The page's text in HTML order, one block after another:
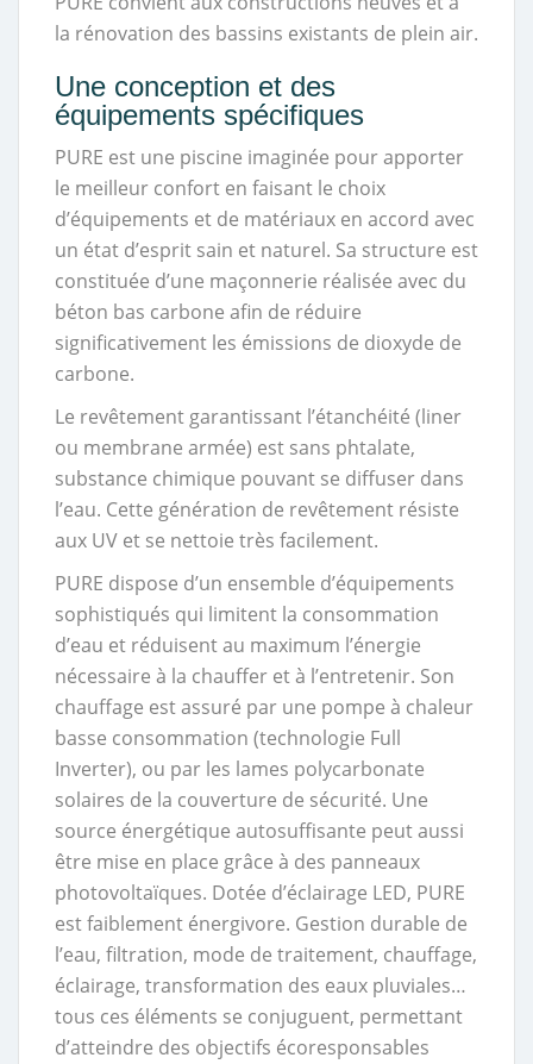
la rénovation des bassins existants de plein air.
Une conception et des
équipements spécifiques
PURE est une piscine imaginée pour apporter
le meilleur confort en faisant le choix
d’équipements et de matériaux en accord avec
un état d’esprit sain et naturel. Sa structure est
constituée d’une maçonnerie réalisée avec du
béton bas carbone afin de réduire
significativement les émissions de dioxyde de
carbone.
Le revêtement garantissant l’étanchéité (liner
ou membrane armée) est sans phtalate,
substance chimique pouvant se diffuser dans
l’eau. Cette génération de revêtement résiste
aux UV et se nettoie très facilement.
PURE dispose d’un ensemble d’équipements
sophistiqués qui limitent la consommation
d’eau et réduisent au maximum l’énergie
nécessaire à la chauffer et à l’entretenir. Son
chauffage est assuré par une pompe à chaleur
basse consommation (technologie Full
Inverter), ou par les lames polycarbonate
solaires de la couverture de sécurité. Une
source énergétique autosuffisante peut aussi
être mise en place grâce à des panneaux
photovoltaïques. Dotée d’éclairage LED, PURE
est faiblement énergivore. Gestion durable de
l’eau, filtration, mode de traitement, chauffage,
éclairage, transformation des eaux pluviales…
tous ces éléments se conjuguent, permettant
d’atteindre des objectifs écoresponsables